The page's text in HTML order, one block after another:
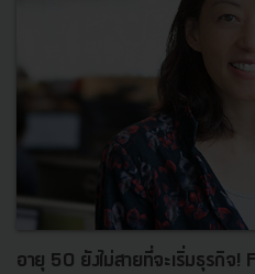
อายุ 50 ยังไม่สายที่จะเริ่มธุรกิ